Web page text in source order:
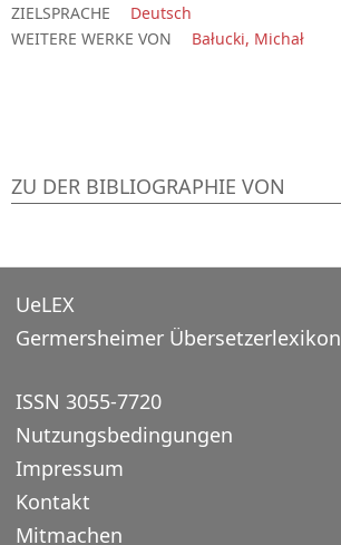
ZIELSPRACHE
Deutsch
WEITERE WERKE VON
Bałucki, Michał
ZU DER BIBLIOGRAPHIE VON
UeLEX
Germersheimer Übersetzerlexikon
ISSN 3055-7720
Nutzungsbedingungen
Impressum
Kontakt
Mitmachen